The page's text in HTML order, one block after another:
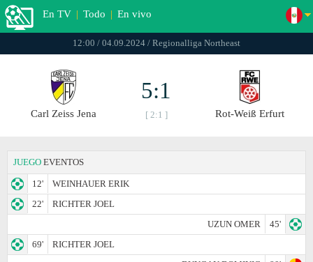
En TV | Todo | En vivo
12:00 / 04.09.2024 / Regionalliga Northeast
Carl Zeiss Jena
5:1
[ 2:1 ] Rot-Weiß Erfurt
JUEGO EVENTOS
12'
WEINHAUER ERIK
22'
RICHTER JOEL
UZUN OMER
45'
69'
RICHTER JOEL